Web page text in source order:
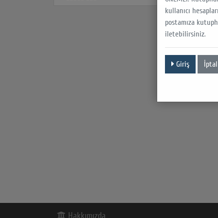
kullanıcı
postamıza
iletebilirsiniz.
Giriş İptal
Hakkımızda